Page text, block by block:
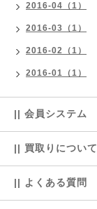
2016-04（1）
2016-03（1）
2016-02（1）
2016-01（1）
|| 会員システム
|| 買取りについて
|| よくある質問